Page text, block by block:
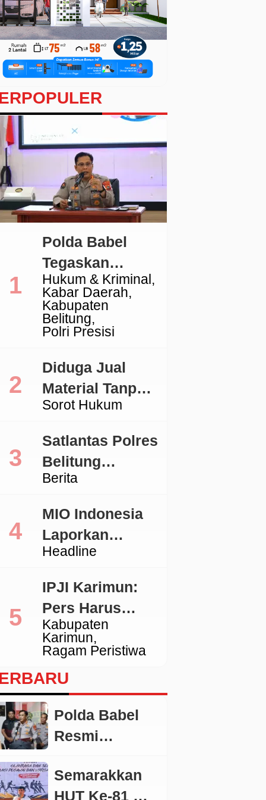
Hukum & Kriminal
Kabar Daerah
Kabupaten
Belitung
Polri Presisi
Polda Babel
Tegaskan
Komitmen
Penegakan
Hukum Terkait
Pasir Timah
Ilegal Di
Belitung
Sorot Hukum
Diduga Jual
Material Tanpa
Izin, Aktivitas
Lingga Jadi
Sorotan
Berita
Satlantas Polres
Belitung
Tertibkan
dengan TNKB
Tidak Sesuai
Headline
MIO Indonesia
Laporkan
Pengacara
Polda Metro
Jaya
Kabupaten
Karimun
Ragam Peristiwa
IPJI Karimun:
Pers Harus
Dilindungi,
Wartawan yang
Melanggar Etika
Juga Wajib
Dikoreksi
Polda Babel
Resmi
Tersangka
Semarakkan
HUT Ke-81 RI,